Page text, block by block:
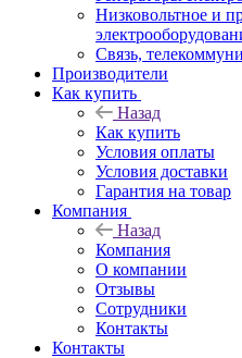
Низковольтное и
Связь,
Производители
Как купить
Назад
Как купить
Условия оплаты
Условия доставки
Гарантия на товар
Компания
Назад
Компания
О компании
Отзывы
Сотрудники
Контакты
Контакты